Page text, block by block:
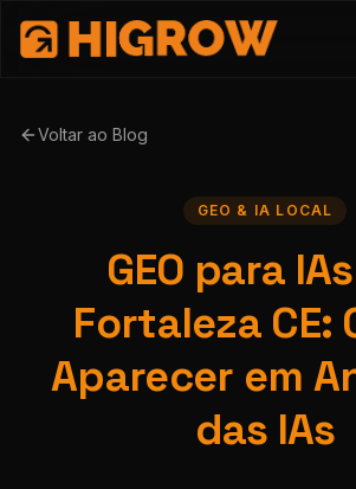
Voltar ao Blog
GEO & IA LOCAL
GEO para
Fortaleza CE:
Aparecer em
das IAs